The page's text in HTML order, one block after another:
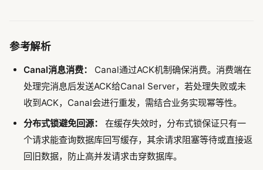
参考解析
Canal消息消费：
Canal通过ACK机制确保消费。消费端在
处理完消息后发送ACK给Canal Server，若处理失败或未
收到ACK，Canal会进行重发，需结合业务实现幂等性。
分布式锁避免回源：
在缓存失效时，分布式锁保证只有一
个请求能查询数据库回写缓存，其余请求阻塞等待或直接返
回旧数据，防止高并发请求击穿数据库。